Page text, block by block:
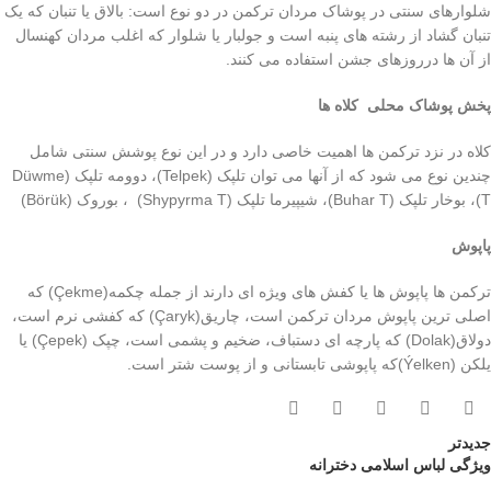
شلوارهای سنتی در پوشاک مردان ترکمن در دو نوع است: بالاق یا تنبان که یک
تنبان گشاد از رشته های پنبه است و جولبار یا شلوار که اغلب مردان کهنسال
از آن ها درروزهای جشن استفاده می کنند.
پخش پوشاک محلی کلاه ها
کلاه در نزد ترکمن ها اهمیت خاصی دارد و در این نوع پوشش سنتی شامل
چندین نوع می شود که از آنها می توان تلپک (Telpek)، دوومه تلپک (Düwme
T)، بوخار تلپک (Buhar T)، شیپیرما تلپک (Shypyrma T) ، بوروک (Börük)
پاپوش
ترکمن ها پاپوش ها یا کفش های ویژه ای دارند از جمله چکمه(Çekme) که
اصلی ترین‌ پاپوش‌ مردان ترکمن است، چاریق‌(Çaryk) که‌ کفشی نرم است،
دولاق(Dolak) که پارچه ای دستباف، ضخیم و پشمی است، چپک (Çepek) یا
یلکن‌ (Ýelken)که پاپوشی تابستانی و از پوست شتر است.
جدیدتر
ویژگی لباس اسلامی دخترانه